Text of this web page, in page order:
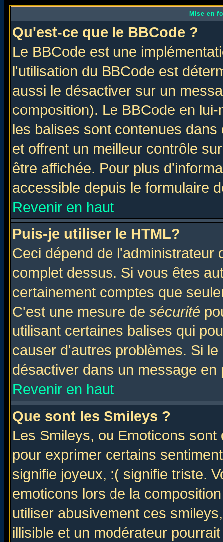
Mise en
Qu'est-ce que le BBCode ?
Le BBCode est une
l'utilisation du BBCode est
aussi le désactiver sur un
composition). Le BBCode en
les balises sont contenues
et offrent un meilleur contrôle
être affichée. Pour plus
accessible depuis le formulaire
Revenir en haut
Puis-je utiliser le HTML?
Ceci dépend de l'administrateur
complet dessus. Si vous êtes
certainement comptes que
C'est une mesure de sécurité
utilisant certaines balises qui
causer d'autres problèmes. Si
désactiver dans un message
Revenir en haut
Que sont les Smileys ?
Les Smileys, ou Emoticons
pour exprimer certains
signifie joyeux, :( signifie triste.
emoticons lors de la
utiliser abusivement ces
illisible et un modérateur